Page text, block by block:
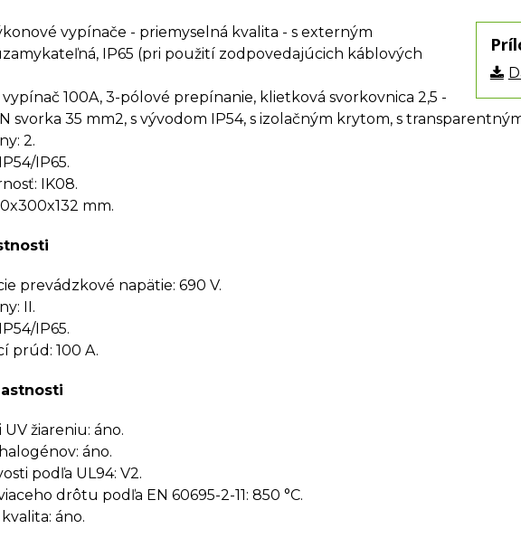
vypínače - priemyselná kvalita - s externým
IP65 (pri použití zodpovedajúcich káblových
vypínač 100A, 3-pólové prepínanie, klietková svorkovnica 2,5 -
svorka 35 mm2, s vývodom IP54, s izolačným krytom, s
2.
IP65.
IK08.
mm.
prevádzkové napätie: 690 V.
II.
IP65.
prúd: 100 A.
žiareniu: áno.
áno.
podľa UL94: V2.
drôtu podľa EN 60695-2-11: 850 °C.
áno.